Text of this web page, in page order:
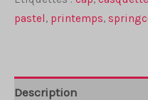
pastel, printemps,
Description